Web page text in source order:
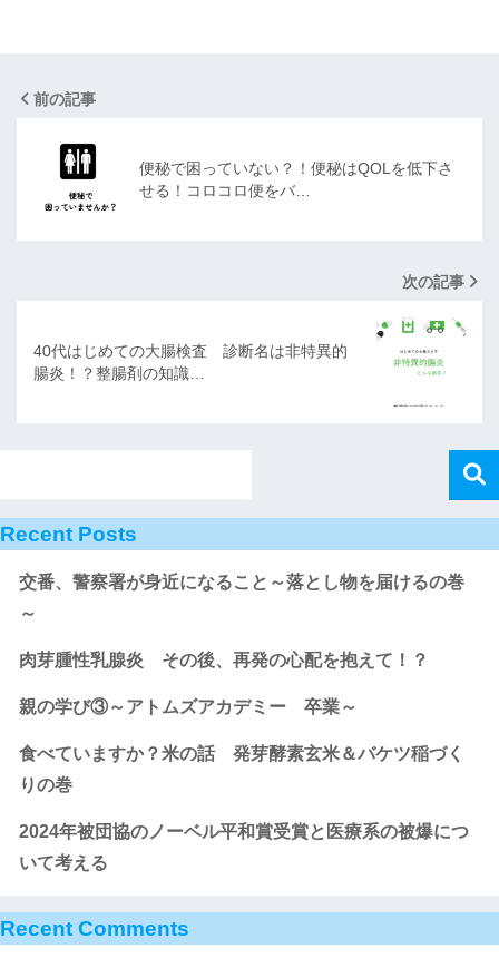
前の記事
便秘で困っていない？！便秘はQOLを低下さ
せる！コロコロ便をバ…
次の記事
40代はじめての大腸検査 診断名は非特異的
腸炎！？整腸剤の知識…
Recent Posts
交番、警察署が身近になること～落とし物を届けるの巻
～
肉芽腫性乳腺炎 その後、再発の心配を抱えて！？
親の学び③～アトムズアカデミー 卒業～
食べていますか？米の話 発芽酵素玄米＆バケツ稲づく
りの巻
2024年被団協のノーベル平和賞受賞と医療系の被爆につ
いて考える
Recent Comments